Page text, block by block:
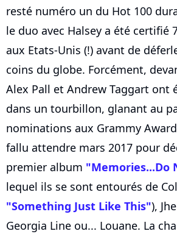
resté numéro un du Hot 100
le duo avec Halsey a été certifié
aux Etats-Unis (!) avant de
coins du globe. Forcément,
Alex Pall et Andrew Taggart ont
dans un tourbillon, glanant au
nominations aux Grammy
fallu attendre mars 2017 pour
premier album "Memories...Do
lequel ils se sont entourés de
"Something Just Like This"),
Georgia Line ou... Louane. La